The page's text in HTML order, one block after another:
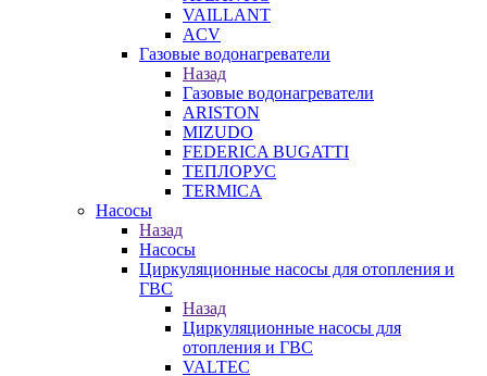
VAILLANT
ACV
Газовые водонагреватели
Назад
Газовые водонагреватели
ARISTON
MIZUDO
FEDERICA BUGATTI
ТЕПЛОРУС
TERMICA
Насосы
Назад
Насосы
Циркуляционные насосы для отопления и
ГВС
Назад
Циркуляционные насосы для
отопления и ГВС
VALTEC